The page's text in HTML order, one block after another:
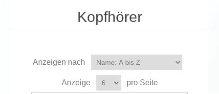
Kopfhörer
Anzeigen nach
Anzeige pro Seite